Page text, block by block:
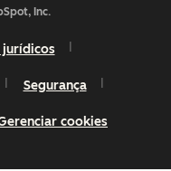
Inc.
jurídicos
Segurança
cookies